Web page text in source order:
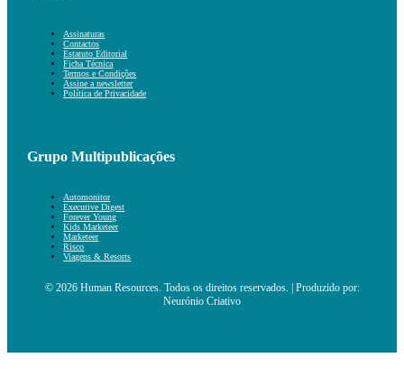
Assinaturas
Contactos
Estatuto Editorial
Ficha Técnica
Termos e Condições
Assine a newsletter
Política de Privacidade
Grupo Multipublicações
Automonitor
Executive Digest
Forever Young
Kids Marketeer
Marketeer
Risco
Viagens & Resorts
© 2026 Human Resources. Todos os direitos reservados. | Produzido por:
Neurónio Criativo